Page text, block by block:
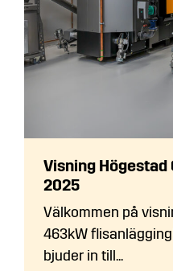
Visning Högestad
2025
Välkommen på
463kW
bjuder in till...